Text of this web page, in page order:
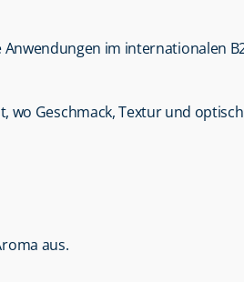
im internationalen
wo Geschmack, Textur und
aus.